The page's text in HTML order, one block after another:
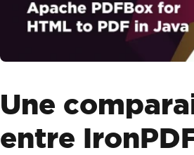
Une
entre